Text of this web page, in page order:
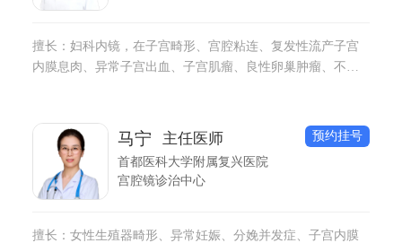
擅长：妇科内镜，在子宫畸形、宫腔粘连、复发性流产子宫
内膜息肉、异常子宫出血、子宫肌瘤、良性卵巢肿瘤、不孕
马宁 主任医师
首都医科大学附属复兴医院
宫腔镜诊治中心
预约挂号
擅长：女性生殖器畸形、异常妊娠、分娩并发症、子宫内膜